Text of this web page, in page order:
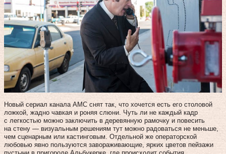
Новый сериал канала AMC снят так, что хочется есть его столовой
ложкой, жадно чавкая и роняя слюни. Чуть ли не каждый кадр
с легкостью можно заключить в деревянную рамочку и повесить
на стену — визуальным решениям тут можно радоваться не меньше,
чем сценарным или кастинговым. Отдельной же операторской
любовью явно пользуются завораживающие, ярких цветов пейзажи